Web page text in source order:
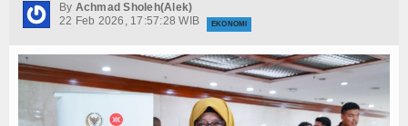
Persib Gagal Juara, Ateng Sutisna Ajak
Menteri UMKM Dorong APPI Perkuat Pasar
Bupati Barito Utara Hadiri Rakor Pemerintahan
By Achmad Sholeh(Alek)
22 Feb 2026, 17:57:28 WIB
EKONOMI